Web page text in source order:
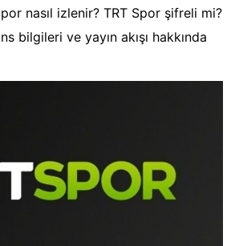
nasıl izlenir? TRT Spor şifreli mi?
bilgileri ve yayın akışı hakkında